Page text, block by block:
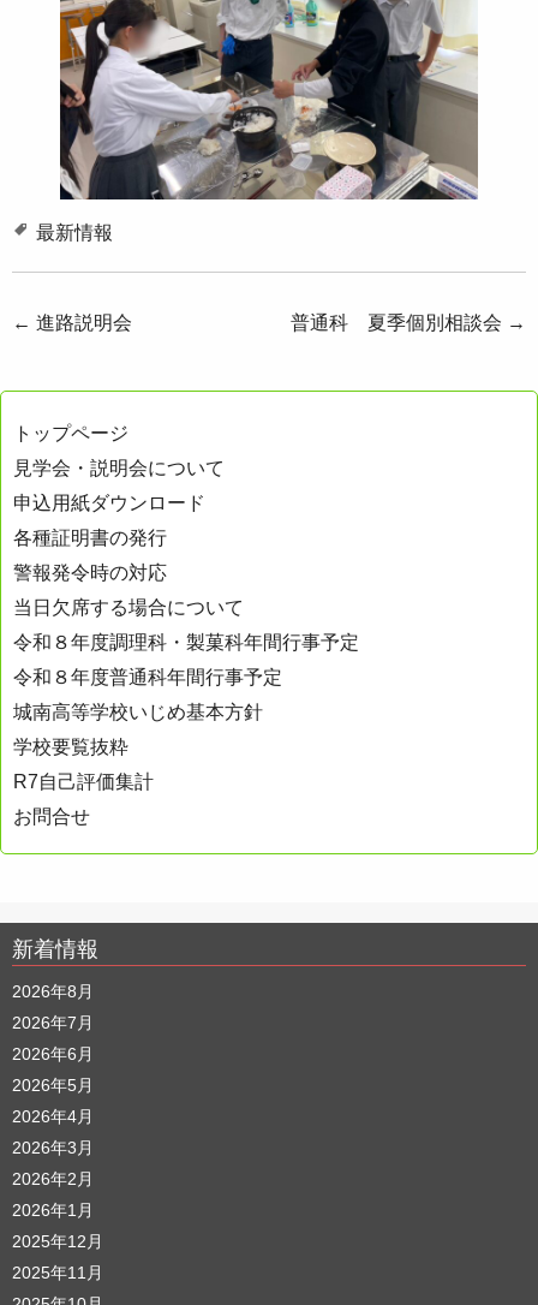
最新情報
投
ビ
ゲ
ー
シ
ョ
ン
← 進路説明会 普通科 夏季個別相談会 →
トップページ
見学会・説明会について
申込用紙ダウンロード
各種証明書の発行
警報発令時の対応
当日欠席する場合について
令和８年度調理科・製菓科年間行事予定
令和８年度普通科年間行事予定
城南高等学校いじめ基本方針
学校要覧抜粋
R7自己評価集計
お問合せ
新着情報
2026年8月
2026年7月
2026年6月
2026年5月
2026年4月
2026年3月
2026年2月
2026年1月
2025年12月
2025年11月